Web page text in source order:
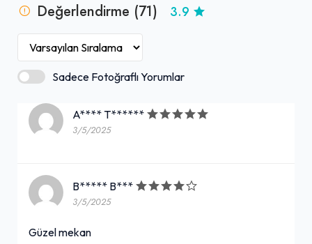
Değerlendirme (71) 3.9
Sadece Fotoğraflı Yorumlar
A**** T******
3/5/2025
B***** B***
3/5/2025
Güzel mekan